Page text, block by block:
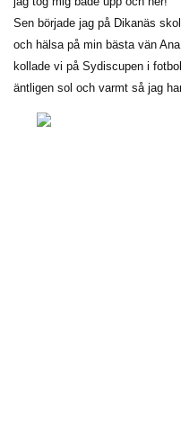
Sen började jag på Dikanäs
och hälsa på min bästa vän
kollade vi på Sydiscupen i
äntligen sol och varmt så jag